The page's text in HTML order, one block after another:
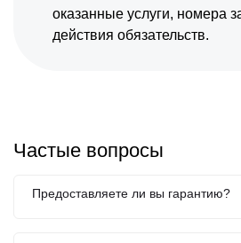
оказанные услуги, номера
действия обязательств.
Частые вопросы
Предоставляете ли вы гарантию?